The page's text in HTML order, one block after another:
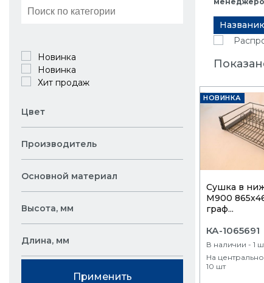
Новинка
Новинка
Хит продаж
Цвет
Производитель
Основной материал
Высота, мм
Длина, мм
Применить
НОВИНКА
Сушка в
М900
граф...
КА-1065691
В наличии - 1
На
10 шт